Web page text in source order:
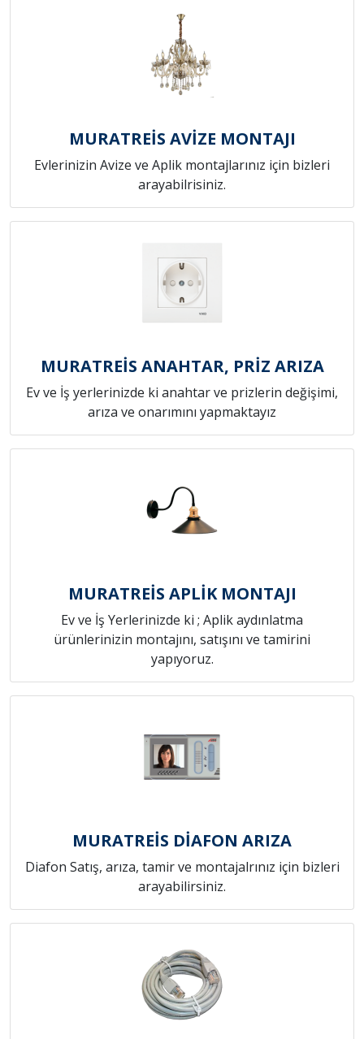
MURATREİS AVİZE MONTAJI
Evlerinizin Avize ve Aplik montajlarınız için bizleri
arayabilrisiniz.
MURATREİS ANAHTAR, PRİZ ARIZA
Ev ve İş yerlerinizde ki anahtar ve prizlerin değişimi,
arıza ve onarımını yapmaktayız
MURATREİS APLİK MONTAJI
Ev ve İş Yerlerinizde ki ; Aplik aydınlatma
ürünlerinizin montajını, satışını ve tamirini
yapıyoruz.
MURATREİS DİAFON ARIZA
Diafon Satış, arıza, tamir ve montajalrınız için bizleri
arayabilirsiniz.